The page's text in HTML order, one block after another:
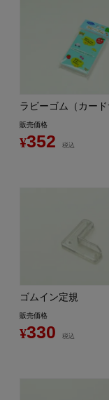
ラビーゴム（カード
販売価格
¥352 税込
ゴムイン定規
販売価格
¥330 税込